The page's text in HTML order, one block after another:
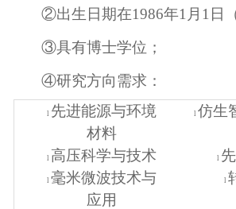
②出生日期在1986年1月1日
③具有博士学位；
④研究方向需求 ：
l 先进能源与环境
材料
l 仿生
l 高压科学与技术 l
l 毫米微波技术与
应用
l